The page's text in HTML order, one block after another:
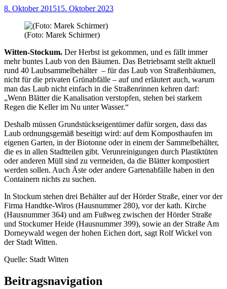
8. Oktober 201515. Oktober 2023
(Foto: Marek Schirmer)
Witten-Stockum. Der Herbst ist gekommen, und es fällt immer
mehr buntes Laub von den Bäumen. Das Betriebsamt stellt aktuell
rund 40 Laubsammelbehälter – für das Laub von Straßenbäumen,
nicht für die privaten Grünabfälle – auf und erläutert auch, warum
man das Laub nicht einfach in die Straßenrinnen kehren darf:
„Wenn Blätter die Kanalisation verstopfen, stehen bei starkem
Regen die Keller im Nu unter Wasser.“
Deshalb müssen Grundstückseigentümer dafür sorgen, dass das
Laub ordnungsgemäß beseitigt wird: auf dem Komposthaufen im
eigenen Garten, in der Biotonne oder in einem der Sammelbehälter,
die es in allen Stadtteilen gibt. Verunreinigungen durch Plastiktüten
oder anderen Müll sind zu vermeiden, da die Blätter kompostiert
werden sollen. Auch Äste oder andere Gartenabfälle haben in den
Containern nichts zu suchen.
In Stockum stehen drei Behälter auf der Hörder Straße, einer vor der
Firma Handtke-Wiros (Hausnummer 280), vor der kath. Kirche
(Hausnummer 364) und am Fußweg zwischen der Hörder Straße
und Stockumer Heide (Hausnummer 399), sowie an der Straße Am
Dorneywald wegen der hohen Eichen dort, sagt Rolf Wickel von
der Stadt Witten.
Quelle: Stadt Witten
Beitragsnavigation